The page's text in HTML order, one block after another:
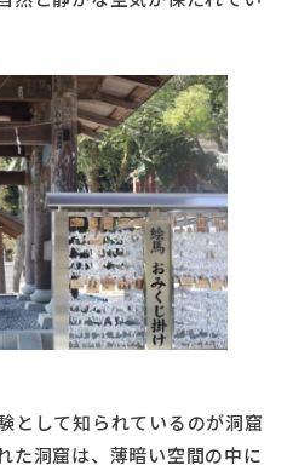
として知られているのが洞窟
た洞窟は、薄暗い空間の中に